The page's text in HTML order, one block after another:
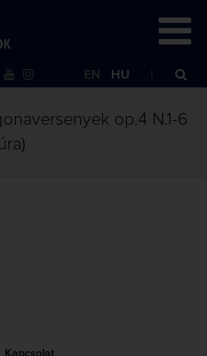
EN HU
op.4 N.1-6
Kapcsolat